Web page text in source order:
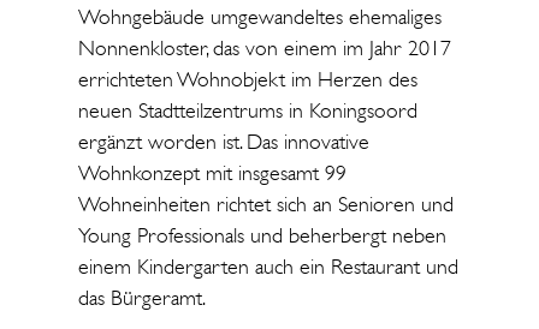
Wohngebäude umgewandeltes ehemaliges
Nonnenkloster, das von einem im Jahr 2017
errichteten Wohnobjekt im Herzen des
neuen Stadtteilzentrums in Koningsoord
ergänzt worden ist. Das innovative
Wohnkonzept mit insgesamt 99
Wohneinheiten richtet sich an Senioren und
Young Professionals und beherbergt neben
einem Kindergarten auch ein Restaurant und
das Bürgeramt.